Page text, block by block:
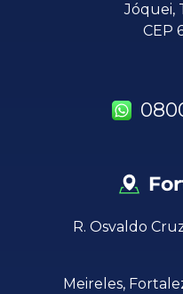
Jóquei,
CEP
R. Osvaldo
Meireles,